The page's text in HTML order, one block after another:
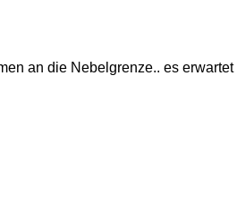
an die Nebelgrenze.. es